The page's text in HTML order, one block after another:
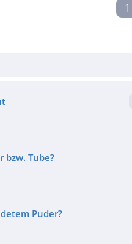
1
bzw. Tube?
Puder?